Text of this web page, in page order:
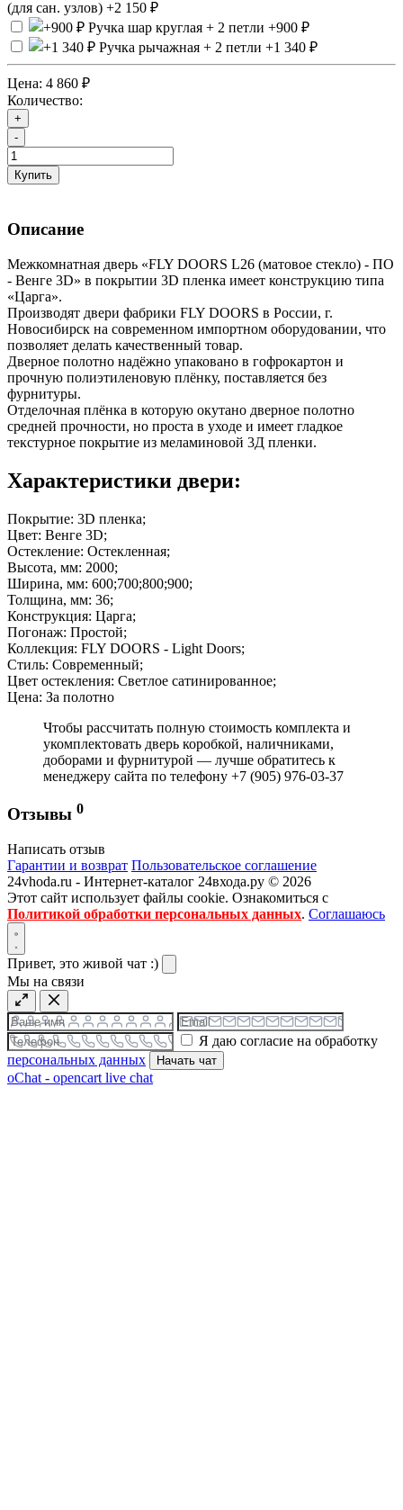
(для сан. узлов) +2 150 ₽
Ручка шар круглая + 2 петли +900 ₽
Ручка рычажная + 2 петли +1 340 ₽
Цена: 4 860 ₽
Количество:
+
-
Купить
Описание
Межкомнатная дверь «FLY DOORS L26 (матовое стекло) - ПО
- Венге 3D» в покрытии 3D пленка имеет конструкцию типа
«Царга».
Производят двери фабрики FLY DOORS в России, г.
Новосибирск на современном импортном оборудовании, что
позволяет делать качественный товар.
Дверное полотно надёжно упаковано в гофрокартон и
прочную полиэтиленовую плёнку, поставляется без
фурнитуры.
Отделочная плёнка в которую окутано дверное полотно
средней прочности, но проста в уходе и имеет гладкое
текстурное покрытие из меламиновой 3Д пленки.
Характеристики двери:
Покрытие: 3D пленка;
Цвет: Венге 3D;
Остекление: Остекленная;
Высота, мм: 2000;
Ширина, мм: 600;700;800;900;
Толщина, мм: 36;
Конструкция: Царга;
Погонаж: Простой;
Коллекция: FLY DOORS - Light Doors;
Стиль: Современный;
Цвет остекления: Светлое сатинированное;
Цена: За полотно
Чтобы рассчитать полную стоимость комплекта и
укомплектовать дверь коробкой, наличниками,
доборами и фурнитурой — лучше обратитесь к
менеджеру сайта по телефону +7 (905) 976-03-37
Отзывы 0
Написать отзыв
Гарантии и возврат Пользовательское соглашение
24vhoda.ru - Интернет-каталог 24входа.ру © 2026
Этот сайт использует файлы cookie. Ознакомиться с
Политикой обработки персональных данных. Соглашаюсь
Привет, это живой чат :)
Мы на связи
Я даю согласие на обработку
персональных данных
Начать чат
oChat - opencart live chat